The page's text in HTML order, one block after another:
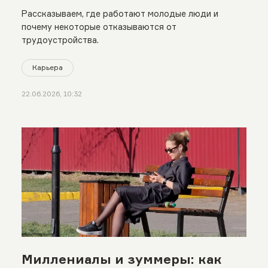
Казахстане
Рассказываем, где работают молодые люди и
почему некоторые отказываются от
трудоустройства.
Карьера
22.06.2026, 10:32
Миллениалы и зуммеры: как